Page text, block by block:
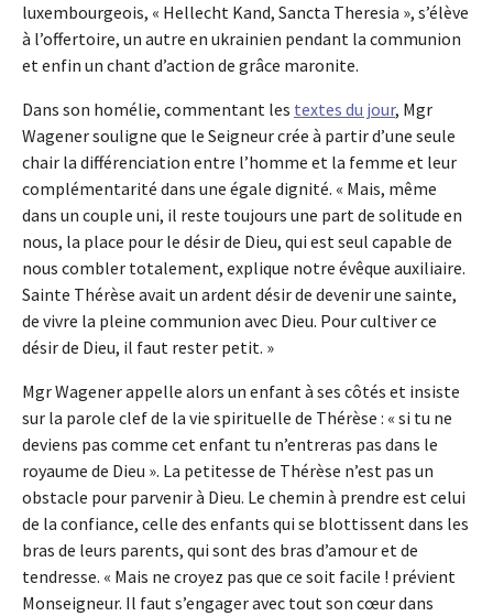
luxembourgeois, « Hellecht Kand, Sancta Theresia », s’élève
à l’offertoire, un autre en ukrainien pendant la communion
et enfin un chant d’action de grâce maronite.
Dans son homélie, commentant les textes du jour, Mgr
Wagener souligne que le Seigneur crée à partir d’une seule
chair la différenciation entre l’homme et la femme et leur
complémentarité dans une égale dignité. « Mais, même
dans un couple uni, il reste toujours une part de solitude en
nous, la place pour le désir de Dieu, qui est seul capable de
nous combler totalement, explique notre évêque auxiliaire.
Sainte Thérèse avait un ardent désir de devenir une sainte,
de vivre la pleine communion avec Dieu. Pour cultiver ce
désir de Dieu, il faut rester petit. »
Mgr Wagener appelle alors un enfant à ses côtés et insiste
sur la parole clef de la vie spirituelle de Thérèse : « si tu ne
deviens pas comme cet enfant tu n’entreras pas dans le
royaume de Dieu ». La petitesse de Thérèse n’est pas un
obstacle pour parvenir à Dieu. Le chemin à prendre est celui
de la confiance, celle des enfants qui se blottissent dans les
bras de leurs parents, qui sont des bras d’amour et de
tendresse. « Mais ne croyez pas que ce soit facile ! prévient
Monseigneur. Il faut s’engager avec tout son cœur dans